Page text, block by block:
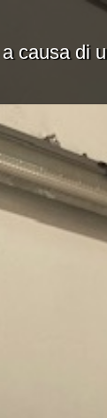
causa di